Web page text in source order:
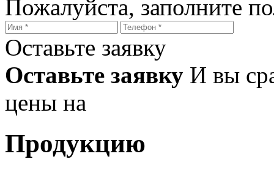
Пожалуйста, заполните
Оставьте заявку
Оставьте заявку И вы
цены на
Продукцию